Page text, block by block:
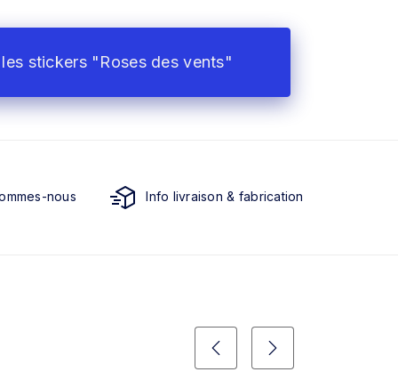
stickers "Roses des vents"
nous Info livraison & fabrication